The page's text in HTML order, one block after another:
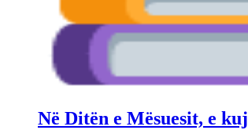
Në Ditën e Mësuesit, e